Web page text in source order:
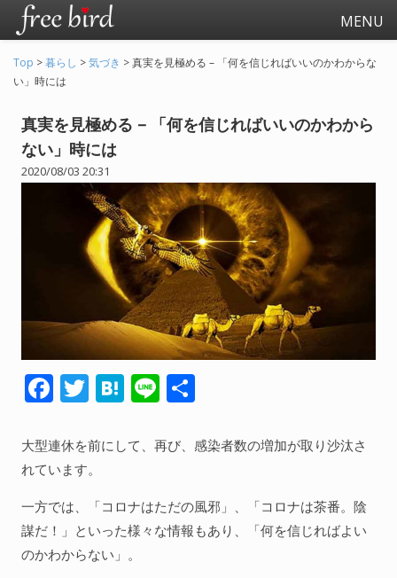
MENU
会社生活
会社の仕事全般
会社の人間関係
退職関連
衣食住
気づき
社会
Top >暮らし >気づき >真実を見極める – 「何を信じればいいのかわからな
い」時には
真実を見極める – 「何を信じればいいのかわから
ない」時には
2020/08/03 20:31
F
e
b
o
o
k
T
itt
er
H
e
a
Li
e
大型連休を前にして、再び、感染者数の増加が取り沙汰さ
れています。
一方では、「コロナはただの風邪」、「コロナは茶番。陰
謀だ！」といった様々な情報もあり、「何を信じればよい
のかわからない」。